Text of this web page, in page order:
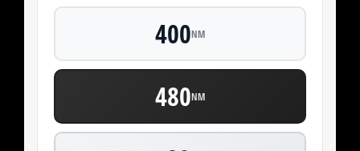
400NM
480NM